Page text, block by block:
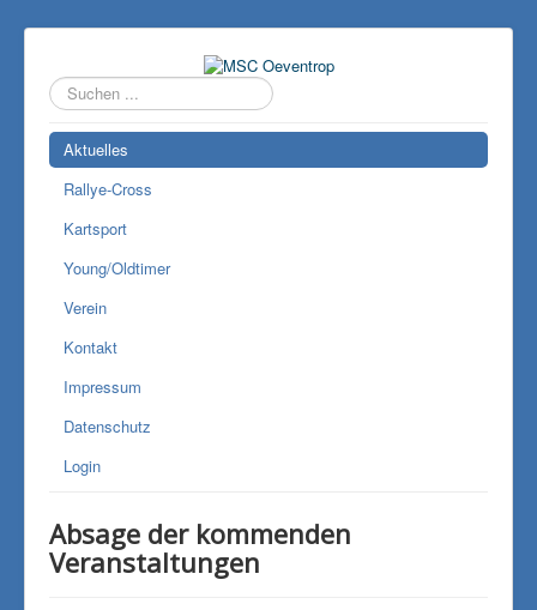
Suchen
...
Aktuelles
Rallye-Cross
Kartsport
Young/Oldtimer
Verein
Kontakt
Impressum
Datenschutz
Login
Absage der kommenden
Veranstaltungen